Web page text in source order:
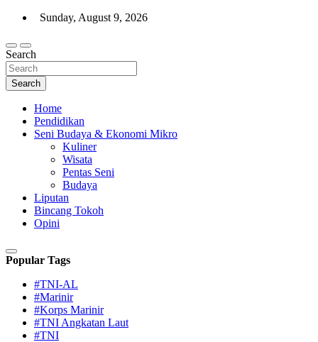
Skip
content
Sunday, August 9, 2026
Warta Indo
Search
Search
Home
Pendidikan
Seni Budaya & Ekonomi Mikro
Kuliner
Wisata
Pentas Seni
Budaya
Liputan
Bincang Tokoh
Opini
Popular Tags
#TNI-AL
#Marinir
#Korps Marinir
#TNI Angkatan Laut
#TNI